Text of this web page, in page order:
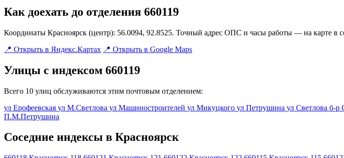
Как доехать до отделения 660119
Координаты Красноярск (центр): 56.0094, 92.8525. Точный адрес ОПС и часы работы — на карте в
📍 Открыть в Яндекс.Картах 📍 Открыть в Google Maps
Улицы с индексом 660119
Всего 10 улиц обслуживаются этим почтовым отделением:
ул Ерофеевская ул М.Светлова ул Машиностроителей ул Микуцкого ул Петрушина ул Светлова б-р
П.М.Петрушина
Соседние индексы в Красноярск